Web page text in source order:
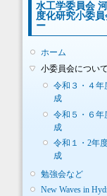
水工学委員会
度化研究小委
ー
ホーム
小委員会について
令和３・４年
成
令和５・６年
成
令和１・2年
成
勉強会など
New Waves in